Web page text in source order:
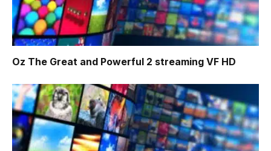
Oz The Great and Powerful 2 streaming VF HD